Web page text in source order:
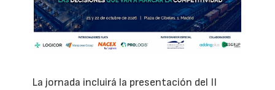
La jornada incluirá la presentación del II